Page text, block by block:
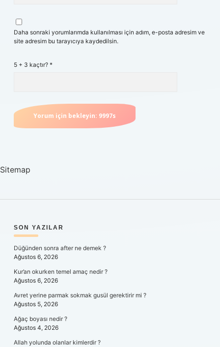
Daha sonraki yorumlarımda kullanılması için adım, e-posta adresim ve
site adresim bu tarayıcıya kaydedilsin.
5 + 3 kaçtır? *
Sitemap
SIDEBAR
SON YAZILAR
Düğünden sonra after ne demek ?
Ağustos 6, 2026
Kur’an okurken temel amaç nedir ?
Ağustos 6, 2026
Avret yerine parmak sokmak gusül gerektirir mi ?
Ağustos 5, 2026
Ağaç boyası nedir ?
Ağustos 4, 2026
Allah yolunda olanlar kimlerdir ?